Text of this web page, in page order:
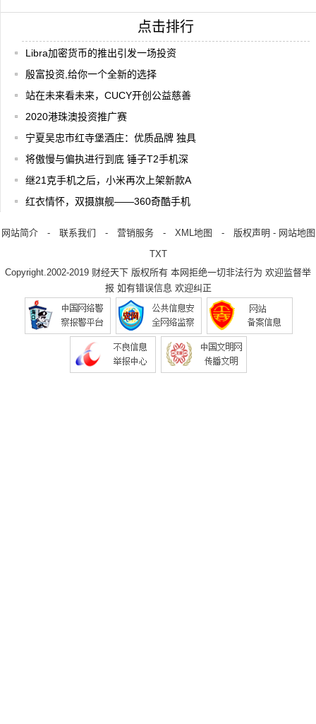
点击排行
Libra加密货币的推出引发一场投资
殷富投资,给你一个全新的选择
站在未来看未来，CUCY开创公益慈善
2020港珠澳投资推广赛
宁夏吴忠市红寺堡酒庄：优质品牌 独具
将傲慢与偏执进行到底 锤子T2手机深
继21克手机之后，小米再次上架新款A
红衣情怀，双摄旗舰——360奇酷手机
网站简介- 联系我们 - 营销服务- XML地图 - 版权声明 - 网站地图
TXT
Copyright.2002-2019 财经天下 版权所有 本网拒绝一切非法行为 欢迎监督举
报 如有错误信息 欢迎纠正